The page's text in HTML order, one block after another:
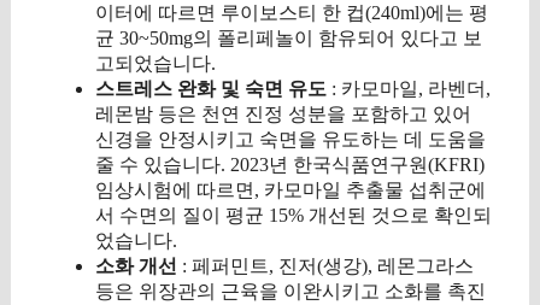
이터에 따르면 루이보스티 한 컵(240ml)에는 평
균 30~50mg의 폴리페놀이 함유되어 있다고 보
고되었습니다.
스트레스 완화 및 숙면 유도 : 카모마일, 라벤더,
레몬밤 등은 천연 진정 성분을 포함하고 있어
신경을 안정시키고 숙면을 유도하는 데 도움을
줄 수 있습니다. 2023년 한국식품연구원(KFRI)
임상시험에 따르면, 카모마일 추출물 섭취군에
서 수면의 질이 평균 15% 개선된 것으로 확인되
었습니다.
소화 개선 : 페퍼민트, 진저(생강), 레몬그라스
등은 위장관의 근육을 이완시키고 소화를 촉진